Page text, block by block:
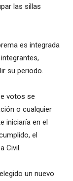
las sillas
es integrada
su periodo.
votos se
o cualquier
iniciaría en el
el
Civil.
un nuevo